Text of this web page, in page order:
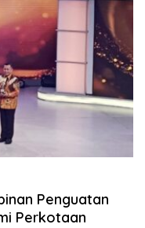
Penguatan
Perkotaan